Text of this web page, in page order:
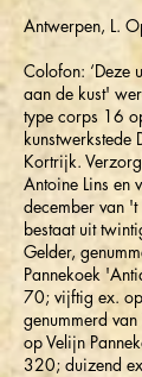
Antwerpen, L.
Colofon: ‘Deze
aan de kust'
type corps 16
kunstwerkstede
Kortrijk.
Antoine Lins en
december van
bestaat uit
Gelder,
Pannekoek
70; vijftig ex.
genummerd
op Velijn
320; duizend